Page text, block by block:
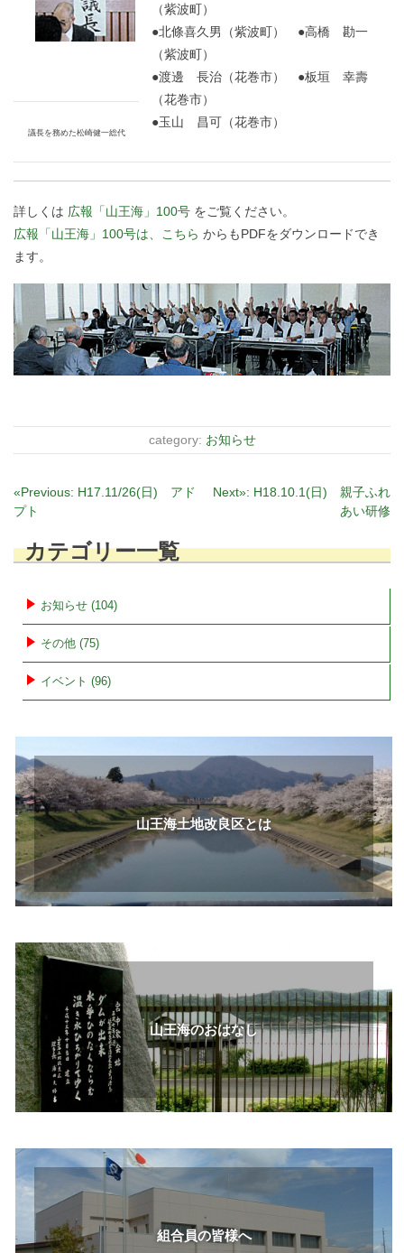
（紫波町）
●北條喜久男（紫波町） ●高橋 勘一
（紫波町）
●渡邊 長治（花巻市） ●板垣 幸壽
（花巻市）
●玉山 昌可（花巻市）
議長を務めた松崎健一総代
詳しくは 広報「山王海」100号 をご覧ください。
広報「山王海」100号は、こちら からもPDFをダウンロードでき
ます。
category: お知らせ
投
稿
ナ
ビ
ー
シ
ョ
ン
«Previous: H17.11/26(日) アド
プト
Next»: H18.10.1(日) 親子ふれ
あい研修
カテゴリー一覧
お知らせ (104)
その他 (75)
イベント (96)
山王海土地改良区とは
山王海のおはなし
組合員の皆様へ